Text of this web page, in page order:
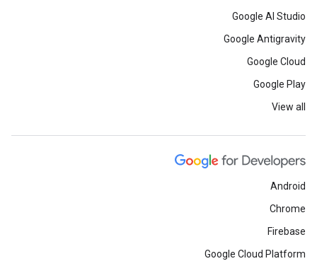
Google AI Studio
Google Antigravity
Google Cloud
Google Play
View all
Android
Chrome
Firebase
Google Cloud Platform